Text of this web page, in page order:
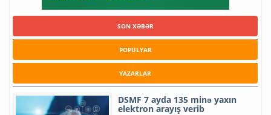
SON XƏBƏR
POPULYAR
YAZARLAR
DSMF 7 ayda 135 minə yaxın
elektron arayış verib